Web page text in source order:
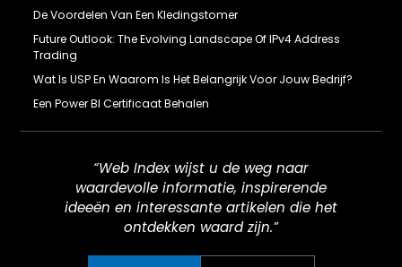
De Voordelen Van Een Kledingstomer
Future Outlook: The Evolving Landscape Of IPv4 Address
Trading
Wat Is USP En Waarom Is Het Belangrijk Voor Jouw Bedrijf?
Een Power BI Certificaat Behalen
“Web Index wijst u de weg naar
waardevolle informatie, inspirerende
ideeën en interessante artikelen die het
ontdekken waard zijn.”